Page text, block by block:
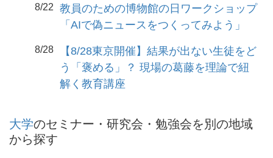
8/22
教員のための博物館の日ワークショップ
「AIで偽ニュースをつくってみよう」
8/28
【8/28東京開催】結果が出ない生徒をど
う「褒める」？ 現場の葛藤を理論で紐
解く教育講座
大学のセミナー・研究会・勉強会を別の地域
から探す